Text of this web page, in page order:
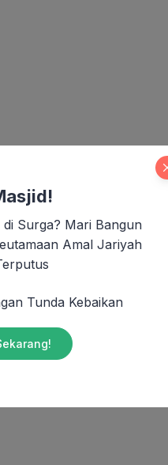
Surga? Mari Bangun
Amal Jariyah
Tunda Kebaikan